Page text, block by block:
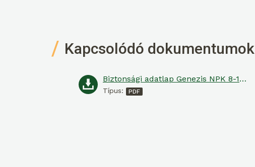
Kapcsolódó dokumentumok
Biztonsági adatlap Genezis NPK 8-16-24+4,7 S
Típus: